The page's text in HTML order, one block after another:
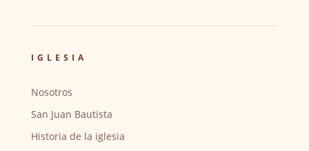
IGLESIA
Nosotros
San Juan Bautista
Historia de la iglesia